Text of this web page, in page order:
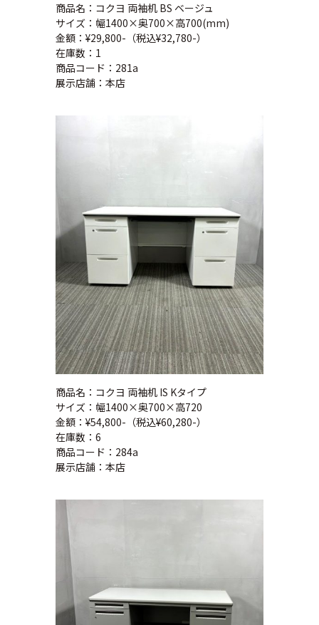
商品名：コクヨ 両袖机 BS ベージュ
サイズ：幅1400×奥700×高700(mm)
金額：¥29,800-（税込¥32,780-）
在庫数：1
商品コード：281a
展示店舗：本店
商品名：コクヨ 両袖机 IS Kタイプ
サイズ：幅1400×奥700×高720
金額：¥54,800-（税込¥60,280-）
在庫数：6
商品コード：284a
展示店舗：本店